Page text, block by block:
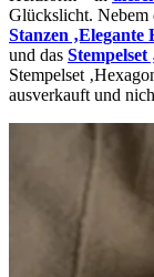
Glückslicht. Nebem
Stanzen ‚Elegante
und das Stempelset
Stempelset
ausverkauft und